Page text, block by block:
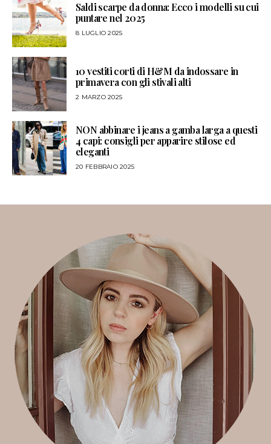
Saldi scarpe da donna: Ecco i modelli su cui
puntare nel 2025
8 LUGLIO 2025
10 vestiti corti di H&M da indossare in
primavera con gli stivali alti
2 MARZO 2025
NON abbinare i jeans a gamba larga a questi
4 capi: consigli per apparire stilose ed
eleganti
20 FEBBRAIO 2025